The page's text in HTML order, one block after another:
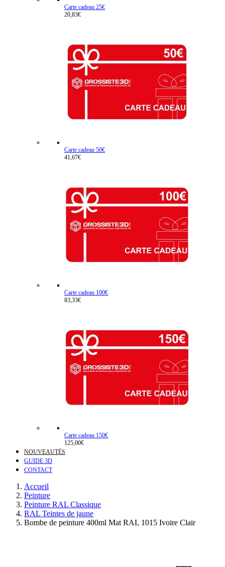
Carte cadeau 25€
20,83€
Carte cadeau 50€
41,67€
Carte cadeau 100€
83,33€
Carte cadeau 150€
125,00€
NOUVEAUTÉS
GUIDE 3D
CONTACT
Accueil
Peinture
Peinture RAL Classique
RAL Teintes de jaune
Bombe de peinture 400ml Mat RAL 1015 Ivoire Clair